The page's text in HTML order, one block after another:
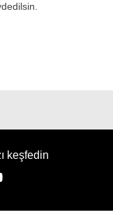
keşfedin